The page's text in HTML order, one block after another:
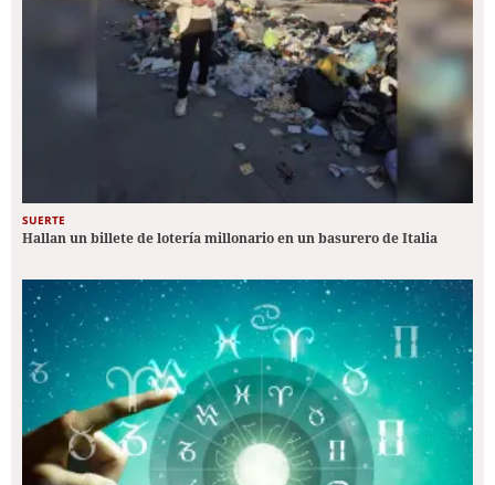
SUERTE
Hallan un billete de lotería millonario en un basurero de Italia